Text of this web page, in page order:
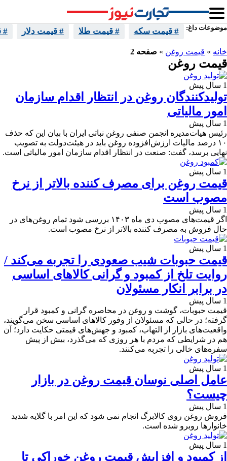
موضوعات داغ: # قیمت سکه # قیمت طلا # قیمت دلار #
خانه » قیمت روغن » صفحه 2
قیمت روغن
1 سال پیش
تولیدکنندگان روغن در انتظار اقدام سازمان
امور مالیاتی
1 سال پیش
رئیس هیات‌مدیره انجمن صنفی روغن نباتی ایران با بیان این که حذف
۱۰ درصد مالیات ارزش‌افزوده روغن باید در هیئت‌دولت به تصویب
نهایی برسد، گفت: صنعت در انتظار اقدام سازمان امور مالیاتی است.
1 سال پیش
قیمت روغن برای مصرف کننده بالاتر از نرخ
مصوب است
1 سال پیش
اگر قیمت‌های مصوب دی ماه ۱۴۰۳ بررسی شود تمام روغن‌های در
حال فروش به مصرف کننده بالاتر از نرخ مصوب است.
1 سال پیش
قیمت حبوبات شیب صعودی را تجربه می‌کند /
روایت تلخ از کمبود و گرانی کالاهای اساسی
در برابر انکار مسئولان
1 سال پیش
قیمت حبوبات، گوشت و روغن در محاصره گرانی و کمبود قرار
گرفته؛ در حالی که مسئولان از وفور کالاهای اساسی سخن می‌گویند،
واقعیت‌های بازار از التهاب، کمبود و جهش‌های قیمتی حکایت دارد؛ آن
هم در شرایطی که مردم با هر روزی که می‌گذرد، بیش از پیش
سفره‌های خالی را تجربه می‌کنند.
1 سال پیش
عامل اصلی نوسان قیمت روغن در بازار
چیست؟
1 سال پیش
فروش روغن روی کالابرگ انجام نمی شود که این امر با گلایه شدید
خانوارها روبرو شده است.
1 سال پیش
از کمبود و افزایش قیمت روغن خوراکی تا